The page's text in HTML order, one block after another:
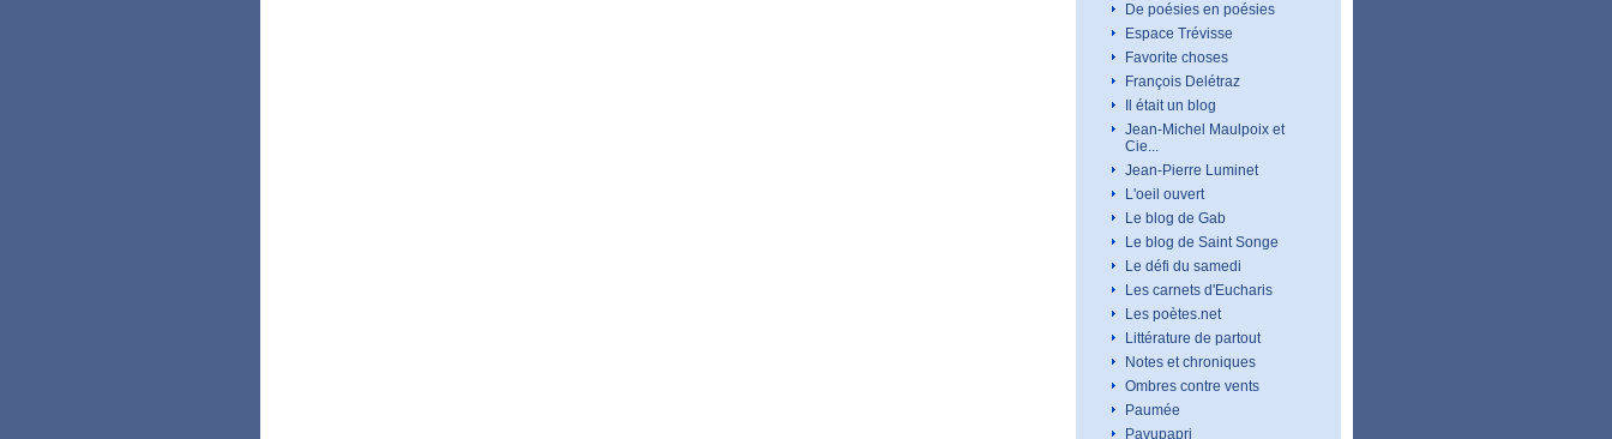
De poésies en poésies
Espace Trévisse
Favorite choses
François Delétraz
Il était un blog
Jean-Michel Maulpoix et
Cie...
Jean-Pierre Luminet
L'oeil ouvert
Le blog de Gab
Le blog de Saint Songe
Le défi du samedi
Les carnets d'Eucharis
Les poètes.net
Littérature de partout
Notes et chroniques
Ombres contre vents
Paumée
Pavupapri